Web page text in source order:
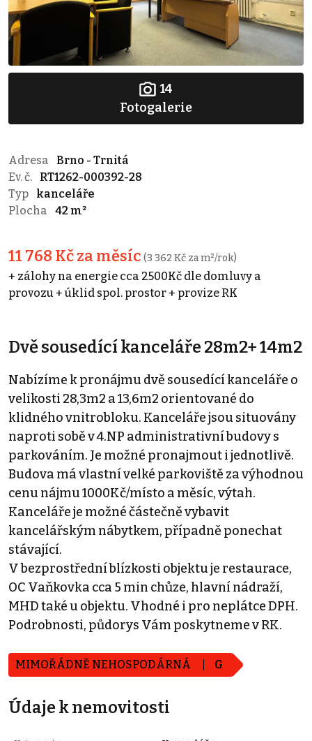
14
Fotogalerie
Adresa
Brno - Trnitá
Ev. č.
RT1262-000392-28
Typ
kanceláře
Plocha
42 m²
11 768 Kč za měsíc (3 362 Kč za m²/rok)
+ zálohy na energie cca 2500Kč dle domluvy a
provozu + úklid spol. prostor + provize RK
Dvě sousedící kanceláře 28m2+ 14m2
Nabízíme k pronájmu dvě sousedící kanceláře o
velikosti 28,3m2 a 13,6m2 orientované do
klidného vnitrobloku. Kanceláře jsou situovány
naproti sobě v 4.NP administrativní budovy s
parkováním. Je možné pronajmout i jednotlivě.
Budova má vlastní velké parkoviště za výhodnou
cenu nájmu 1000Kč/místo a měsíc, výtah.
Kanceláře je možné částečně vybavit
kancelářským nábytkem, případně ponechat
stávající.
V bezprostřední blízkosti objektu je restaurace,
OC Vaňkovka cca 5 min chůze, hlavní nádraží,
MHD také u objektu. Vhodné i pro neplátce DPH.
Podrobnosti, půdorys Vám poskytneme v RK.
MIMOŘÁDNĚ NEHOSPODÁRNÁ G
Údaje k nemovitosti